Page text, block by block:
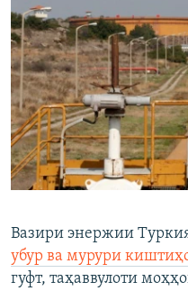
Вазири энержии
убур ва мурури
гуфт, таҳаввулоти